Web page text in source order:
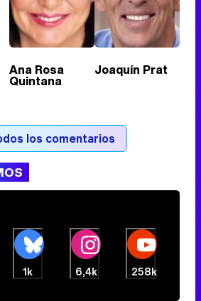
Tráiler en catalán de 'Ravalear', la nueva serie de HBO Max sobre los fondos buitre
Canción ganadora de Eurovisión 2026: DARA con "Bangaranga" por Bulgaria
Ana Rosa
Quintana
Joaquín Prat
los comentarios
1k 6,4k 258k